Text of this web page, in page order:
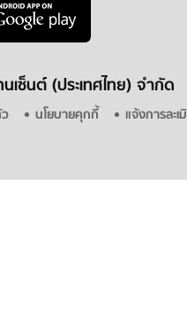
เซ็นต์ (ประเทศไทย) จำกัด
นโยบายคุกกี้ แจ้งการละ